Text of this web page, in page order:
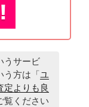
うサービ
う方は「ユ
定よりも良
覧ください